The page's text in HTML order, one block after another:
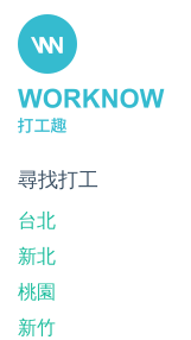
尋找打工
台北
新北
桃園
新竹